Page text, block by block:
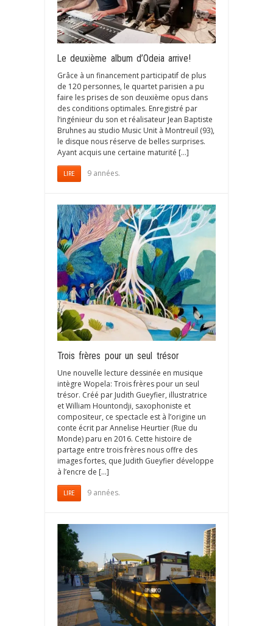
Le deuxième album d’Odeia arrive!
Grâce à un financement participatif de plus
de 120 personnes, le quartet parisien a pu
faire les prises de son deuxième opus dans
des conditions optimales. Enregistré par
l‘ingénieur du son et réalisateur Jean Baptiste
Bruhnes au studio Music Unit à Montreuil (93),
le disque nous réserve de belles surprises.
Ayant acquis une certaine maturité […]
LIRE 9 années.
Trois frères pour un seul trésor
Une nouvelle lecture dessinée en musique
intègre Wopela: Trois frères pour un seul
trésor. Créé par Judith​ ​Gueyfier,​ illustratrice​
et William​ ​Hountondji,​ saxophoniste​ ​et​ ​
compositeur, ce spectacle est à l’origine un
conte écrit par Annelise Heurtier (Rue du
Monde) paru en 2016. Cette​ ​histoire​ ​de​ ​
partage​ ​entre​ ​trois​ ​frères​ ​nous​ ​offre​ ​des​ ​
images​ ​fortes,​ ​que​ ​Judith Gueyfier ​développe
à l’encre de […]
LIRE 9 années.